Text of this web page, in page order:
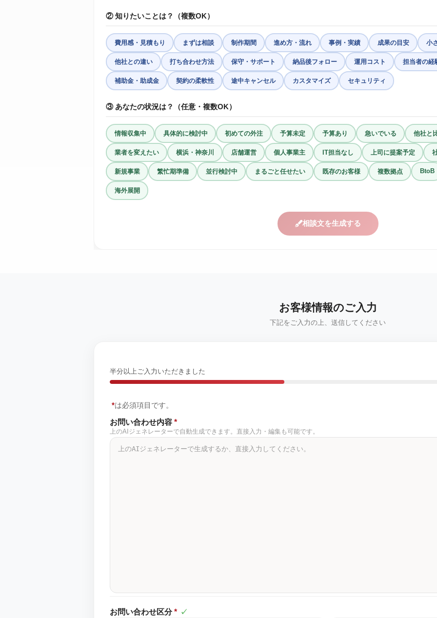
② 知りたいことは？（複数OK）
費用感・見積もり まずは相談 制作期間 進め方・流れ 事例・実績 成果の目安 小
他社との違い 打ち合わせ方法 保守・サポート 納品後フォロー 運用コスト 担当者の経
補助金・助成金 契約の柔軟性 途中キャンセル カスタマイズ セキュリティ
③ あなたの状況は？（任意・複数OK）
情報収集中 具体的に検討中 初めての外注 予算未定 予算あり 急いでいる 他社と
業者を変えたい 横浜・神奈川 店舗運営 個人事業主 IT担当なし 上司に提案予定
新規事業 繁忙期準備 並行検討中 まるごと任せたい 既存のお客様 複数拠点 BtoB
海外展開
相談文を生成する
お客様情報のご入力
下記をご入力の上、送信してください
半分以上ご入力いただきました
*は必須項目です。
お問い合わせ内容 *
上のAIジェネレーターで自動生成できます。直接入力・編集も可能です。
お問い合わせ区分 * ✓